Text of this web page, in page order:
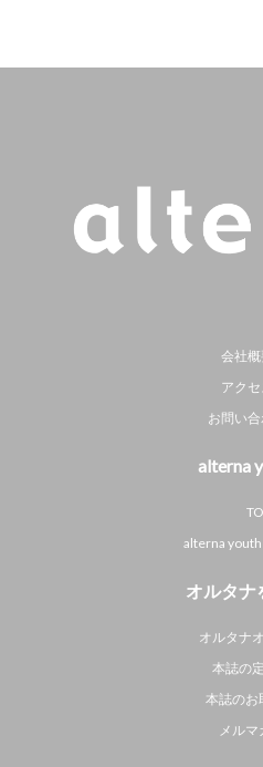
会社概
アクセ
お問い
alterna
alterna
オルタナ
オルタナ
本誌の
本誌のお
メルマ